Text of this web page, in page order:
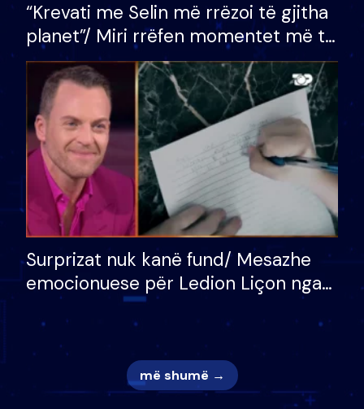
“Krevati me Selin më rrëzoi të gjitha
planet”/ Miri rrëfen momentet më të
bukura në shtëpinë e BB VIP: Do më
mungojë zilja e mëngjesit kur…
Surprizat nuk kanë fund/ Mesazhe
emocionuese për Ledion Liçon nga
nëna dhe fëmijët e tij, moderatori
nuk i mban dot lotët: Nuk meritoj…
më shumë →